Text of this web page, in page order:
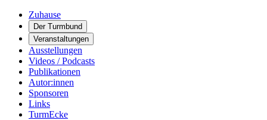
Zuhause
Der Turmbund
Veranstaltungen
Ausstellungen
Videos / Podcasts
Publikationen
Autor:innen
Sponsoren
Links
TurmEcke